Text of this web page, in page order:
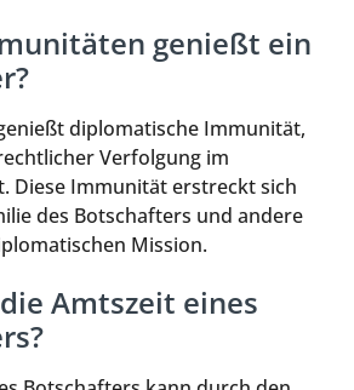
genießt ein
diplomatische Immunität,
Verfolgung im
Diese Immunität erstreckt sich
des Botschafters und andere
Mission.
Amtszeit eines